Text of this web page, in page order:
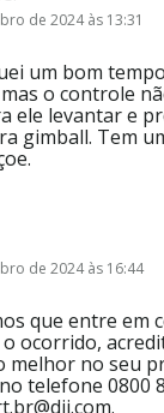
de 2024 às 13:31
um bom
o controle
ele levantar e
gimball. Tem
de 2024 às 16:44
que entre em
ocorrido,
no seu
telefone 0800